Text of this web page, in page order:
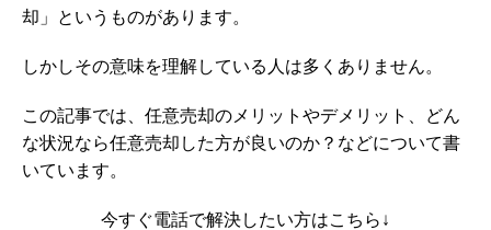
却」というものがあります。
しかしその意味を理解している人は多くありません。
この記事では、任意売却のメリットやデメリット、どん
な状況なら任意売却した方が良いのか？などについて書
いています。
今すぐ電話で解決したい方はこちら↓